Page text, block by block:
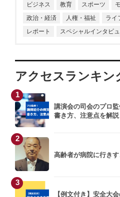
ビジネス 教育 スポーツ
政治・経済
人権・福祉 ライ
レポート
スペシャルインタビ
アクセスランキン
1
講演会の司会のプロ
書き方、注意点を解説
2
高齢者が病院に行き
3
【例文付き】安全大